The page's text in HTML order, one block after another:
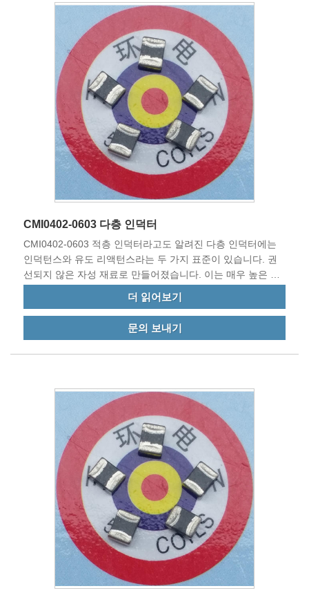
CMI0402-0603 다층 인덕터
CMI0402-0603 적층 인덕터라고도 알려진 다층 인덕터에는
인덕턴스와 유도 리액턴스라는 두 가지 표준이 있습니다. 권
선되지 않은 자성 재료로 만들어졌습니다. 이는 매우 높은 주
파수에서 EMI 및 EMC 소음과 전자기 간섭 원인을 필터링합
더 읽어보기
문의 보내기